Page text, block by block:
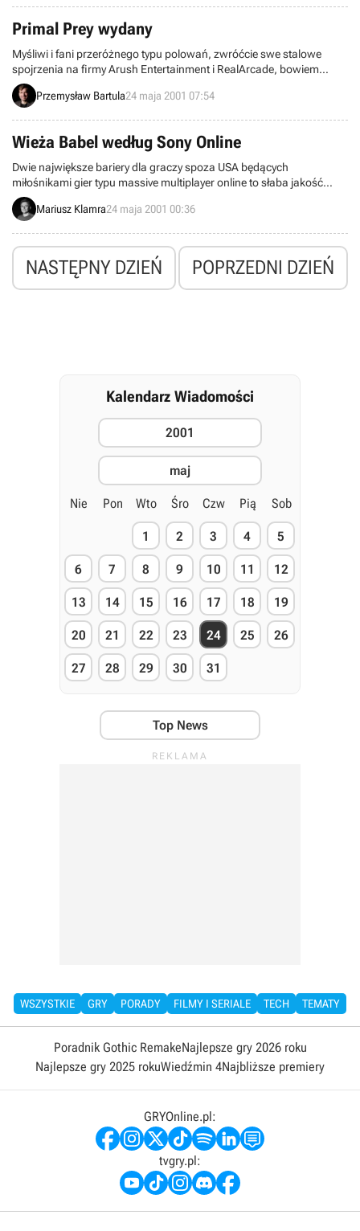
Primal Prey wydany
Myśliwi i fani przeróżnego typu polowań, zwróćcie swe stalowe
spojrzenia na firmy Arush Entertainment i RealArcade, bowiem
wypuściły one swą najnowszą grę - Primal Prey.
Przemysław Bartula24 maja 2001 07:54
Wieża Babel według Sony Online
Dwie największe bariery dla graczy spoza USA będących
miłośnikami gier typu massive multiplayer online to słaba jakość
połączenia z serwerami oraz bariera językowa, która utrudnia lub
uniemożliwia dobrą zabawę graczom nie znającym języka
będzie nierozwiązywalna, to Sony Online znalazło sposób na drugą.
Mariusz Klamra24 maja 2001 00:36
NASTĘPNY DZIEŃ POPRZEDNI DZIEŃ
Kalendarz Wiadomości
2001
maj
Nie Pon Wto Śro Czw Pią Sob
1 2 3 4 5
6 7 8 9 10 11 12
13 14 15 16 17 18 19
20 21 22 23 24 25 26
27 28 29 30 31
Top News
WSZYSTKIE GRY PORADY FILMY I SERIALE TECH TEMATY
Poradnik Gothic RemakeNajlepsze gry 2026 roku
Najlepsze gry 2025 rokuWiedźmin 4Najbliższe premiery
GRYOnline.pl:
tvgry.pl: